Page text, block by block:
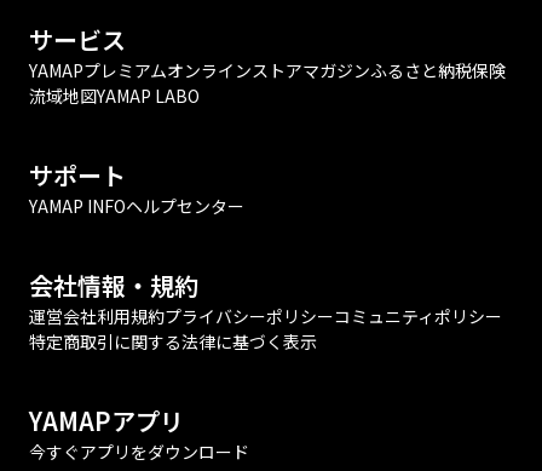
サービス
YAMAPプレミアムオンラインストアマガジンふるさと納税保険
流域地図YAMAP LABO
サポート
YAMAP INFOヘルプセンター
会社情報・規約
運営会社利用規約プライバシーポリシーコミュニティポリシー
特定商取引に関する法律に基づく表示
YAMAPアプリ
今すぐアプリをダウンロード